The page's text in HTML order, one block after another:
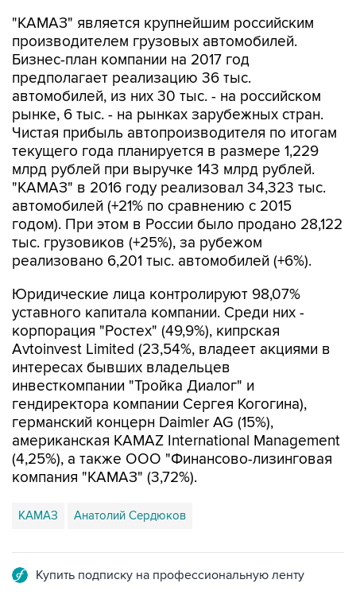
"КАМАЗ" является крупнейшим российским
производителем грузовых автомобилей.
Бизнес-план компании на 2017 год
предполагает реализацию 36 тыс.
автомобилей, из них 30 тыс. - на российском
рынке, 6 тыс. - на рынках зарубежных стран.
Чистая прибыль автопроизводителя по итогам
текущего года планируется в размере 1,229
млрд рублей при выручке 143 млрд рублей.
"КАМАЗ" в 2016 году реализовал 34,323 тыс.
автомобилей (+21% по сравнению с 2015
годом). При этом в России было продано 28,122
тыс. грузовиков (+25%), за рубежом
реализовано 6,201 тыс. автомобилей (+6%).
Юридические лица контролируют 98,07%
уставного капитала компании. Среди них -
корпорация "Ростех" (49,9%), кипрская
Avtoinvest Limited (23,54%, владеет акциями в
интересах бывших владельцев
инвесткомпании "Тройка Диалог" и
гендиректора компании Сергея Когогина),
германский концерн Daimler AG (15%),
американская KAMAZ International Management
(4,25%), а также ООО "Финансово-лизинговая
компания "КАМАЗ" (3,72%).
КАМАЗ Анатолий Сердюков
Купить подписку на профессиональную ленту